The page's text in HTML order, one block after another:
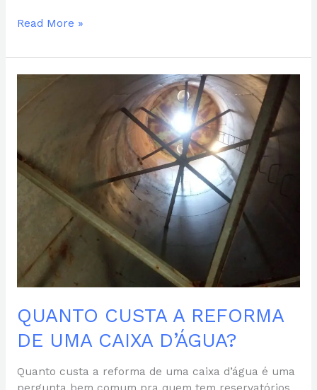
Read More »
QUANTO CUSTA A REFORMA
DE UMA CAIXA D’ÁGUA?
Quanto custa a reforma de uma caixa d’água é uma
QUANTO
CUSTA
A
UMA
CAIXA
D’ÁGUA?